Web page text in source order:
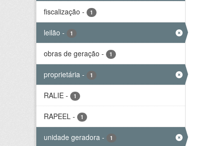
fiscalização - 1
leilão - 1
obras de geração - 1
proprietária - 1
RALIE - 1
RAPEEL - 1
unidade geradora - 1